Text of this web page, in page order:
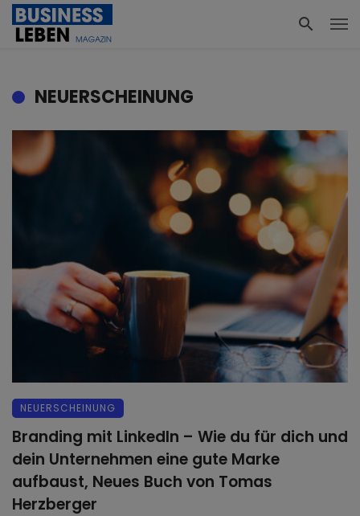
NEUERSCHEINUNG
NEUERSCHEINUNG
Branding mit LinkedIn – Wie du für dich und
dein Unternehmen eine gute Marke
aufbaust, Neues Buch von Tomas
Herzberger